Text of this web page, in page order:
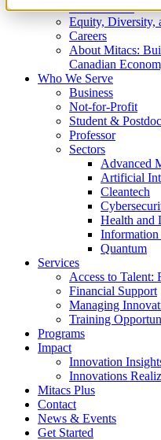
What We Do
Equity, Diversity,
Careers
About Mitacs:
Canadian
Who We Serve
Business
Not-for-Profit
Student & Postdoc
Professor
Sectors
Advanced
Artificial
Cleantech
Health and
Quantum
Services
Access to Talent:
Financial Support
Managing
Training
Programs
Impact
Innovation
Innovations
Mitacs Plus
Contact
News & Events
Get Started